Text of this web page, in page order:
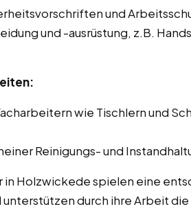
und
und -ausrüstung, z.B.
wie Tischlern und
Reinigungs- und
Holzwickede spielen eine
durch ihre Arbeit